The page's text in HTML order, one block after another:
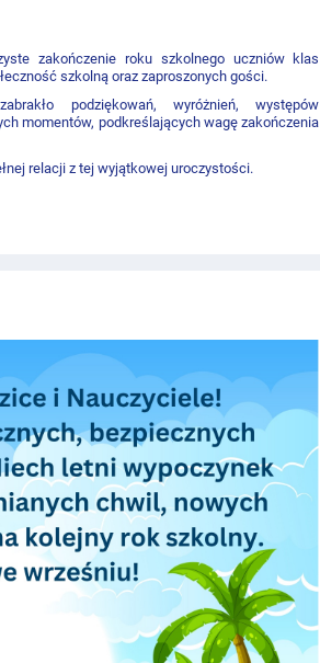
zakończenie roku szkolnego uczniów klas
szkolną oraz zaproszonych gości.
podziękowań, wyróżnień, występów
momentów, podkreślających wagę zakończenia
relacji z tej wyjątkowej uroczystości.